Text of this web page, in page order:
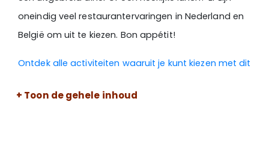
oneindig veel restaurantervaringen in Nederland en
België om uit te kiezen. Bon appétit!
Ontdek alle activiteiten waaruit je kunt kiezen met dit
+ Toon de gehele inhoud